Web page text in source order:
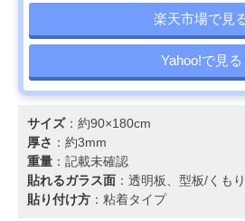
楽天市場で見
Yahoo!で見る
サイズ：約90×180cm
厚さ ：約3mm
重量 ：記載未確認
貼れるガラス面 ：透明板、型板/くも
貼り付け方 ：粘着タイプ